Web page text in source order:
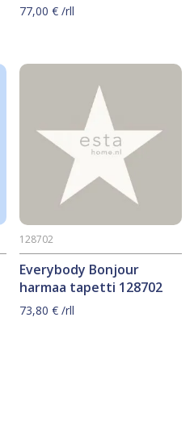
77,00€ /rll
Everybody Bonjour
harmaa tapetti 128702
128702
73,80€ /rll